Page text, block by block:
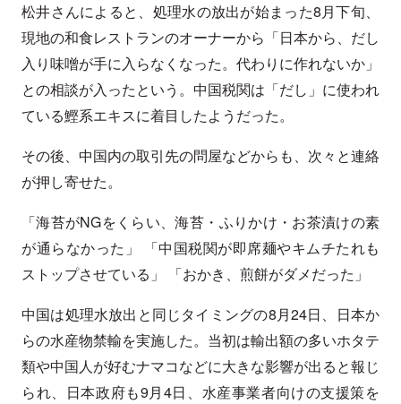
松井さんによると、処理水の放出が始まった8月下旬、
現地の和食レストランのオーナーから「日本から、だし
入り味噌が手に入らなくなった。代わりに作れないか」
との相談が入ったという。中国税関は「だし」に使われ
ている鰹系エキスに着目したようだった。
その後、中国内の取引先の問屋などからも、次々と連絡
が押し寄せた。
「海苔がNGをくらい、海苔・ふりかけ・お茶漬けの素
が通らなかった」 「中国税関が即席麺やキムチたれも
ストップさせている」 「おかき、煎餅がダメだった」
中国は処理水放出と同じタイミングの8月24日、日本か
らの水産物禁輸を実施した。当初は輸出額の多いホタテ
類や中国人が好むナマコなどに大きな影響が出ると報じ
られ、日本政府も9月4日、水産事業者向けの支援策を